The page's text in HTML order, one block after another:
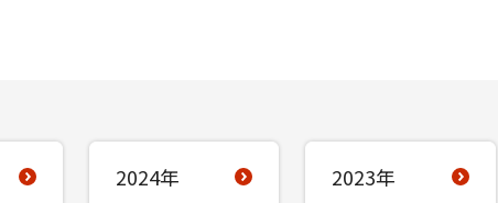
2024年 2023年